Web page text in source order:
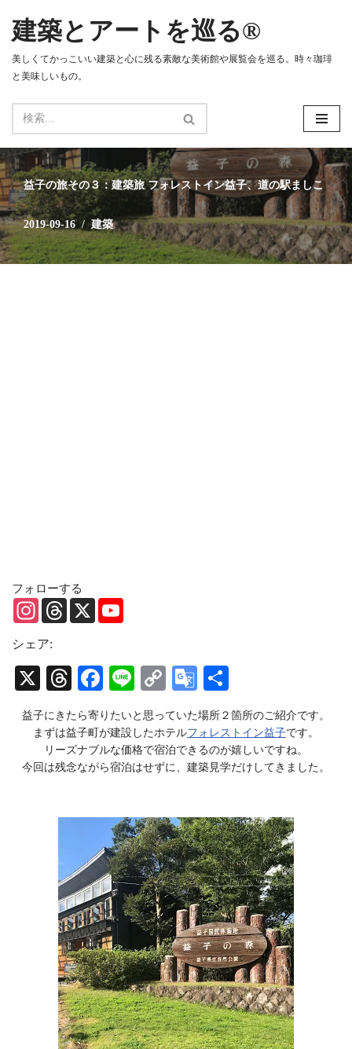
コ
ン
テ
ス
キ
ッ
プ
建築とアートを巡る®
美しくてかっこいい建築と心に残る素敵な美術館や展覧会を巡る。時々珈琲
と美味しいもの。
益子の旅その３：建築旅 フォレストイン益子、道の駅ましこ
2019-09-16 建築
フォローする
I
t
g
a
T
d
X
b
e
C
a
n
n
e
l
シェア:
X
T
hr
ea
ds
Fa
ce
bo
ok
Li
ne
C
op
y
Li
nk
G
oo
gl
e
Tr
sl
at
e
有
益子にきたら寄りたいと思っていた場所２箇所のご紹介です。
まずは益子町が建設したホテルフォレストイン益子です。
リーズナブルな価格で宿泊できるのが嬉しいですね。
今回は残念ながら宿泊はせずに、建築見学だけしてきました。